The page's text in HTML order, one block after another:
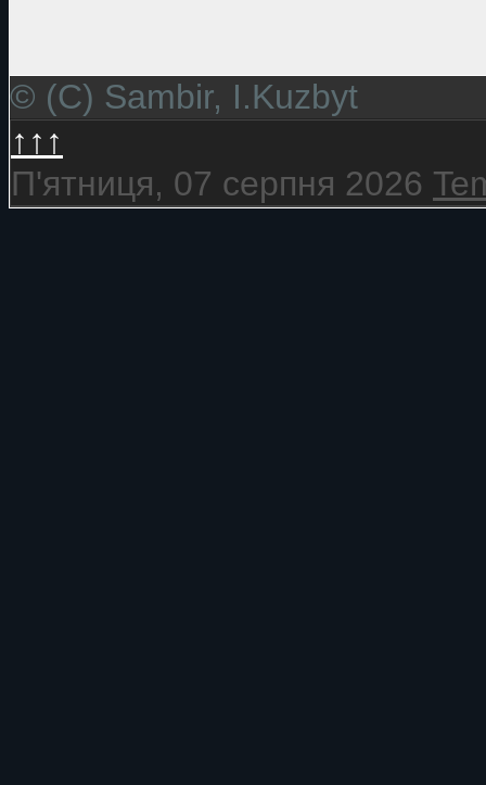
© (C) Sambir, I.Kuzbyt
↑↑↑
П'ятниця, 07 серпня 2026